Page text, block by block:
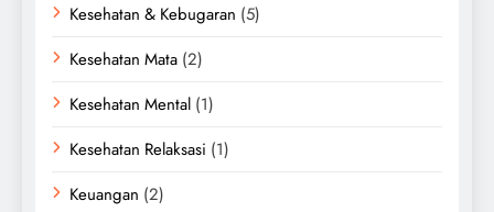
Kesehatan & Kebugaran (5)
Kesehatan Mata (2)
Kesehatan Mental (1)
Kesehatan Relaksasi (1)
Keuangan (2)